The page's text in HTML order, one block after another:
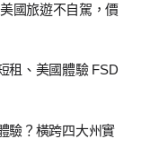
國旅遊不自駕，價
租、美國體驗 FSD
驗？橫跨四大州實